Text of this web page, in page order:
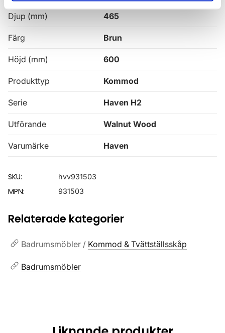
Djup (mm) 465
Färg Brun
Höjd (mm) 600
Produkttyp Kommod
Serie Haven H2
Utförande Walnut Wood
Varumärke Haven
SKU: hvv931503
MPN: 931503
Relaterade kategorier
Badrumsmöbler / Kommod & Tvättställsskåp
Badrumsmöbler